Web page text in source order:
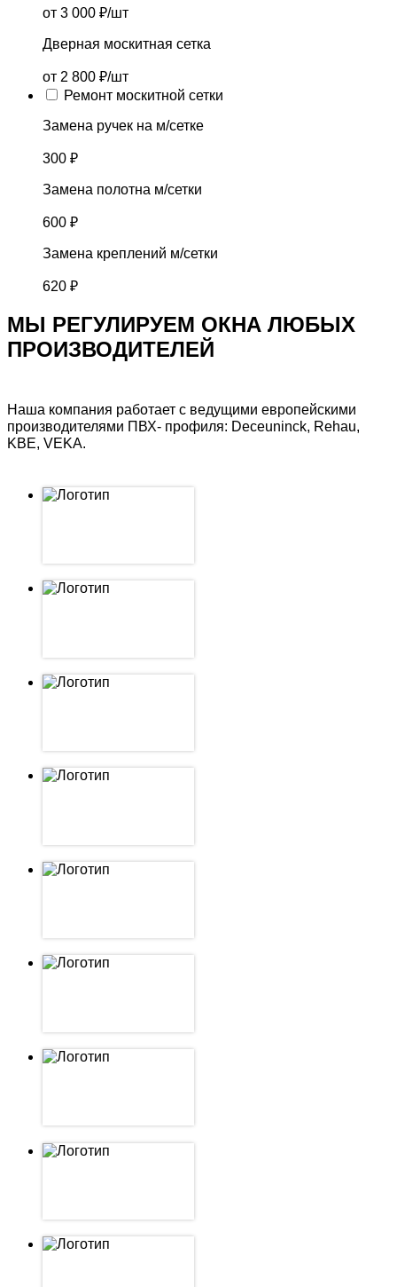
от 3 000 ₽/шт
Дверная москитная сетка
от 2 800 ₽/шт
Ремонт москитной сетки
Замена ручек на м/сетке
300 ₽
Замена полотна м/сетки
600 ₽
Замена креплений м/сетки
620 ₽
МЫ РЕГУЛИРУЕМ ОКНА ЛЮБЫХ
ПРОИЗВОДИТЕЛЕЙ
Наша компания работает с ведущими европейскими
производителями ПВХ- профиля: Deceuninck, Rehau,
KBE, VEKA.